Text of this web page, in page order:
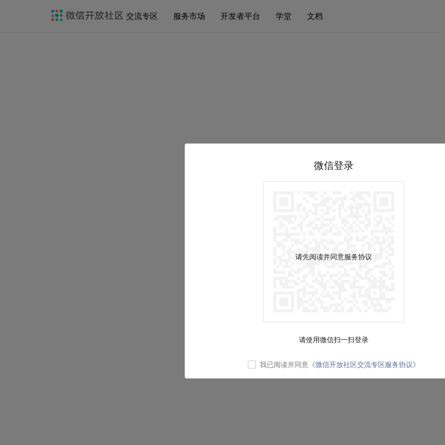
交流专区 服务市场 开发者平台 学堂 文档
微信登录
请先阅读并同意服务协议
请使用微信扫一扫登录
我已阅读并同意 《微信开放社区交流专区服务协议》